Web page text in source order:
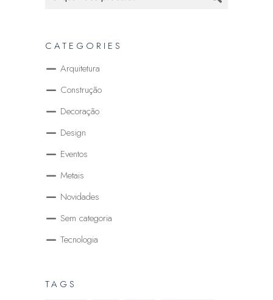
CATEGORIES
Arquitetura
Construção
Decoração
Design
Eventos
Metais
Novidades
Sem categoria
Tecnologia
TAGS